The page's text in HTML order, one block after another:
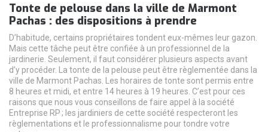
Tonte de pelouse dans la ville de Marmont
Pachas : des dispositions à prendre
D’habitude, certains propriétaires tondent eux-mêmes leur gazon.
Mais cette tâche peut être confiée à un professionnel de la
jardinerie. Seulement, il faut considérer plusieurs aspects avant
d’y procéder. La tonte de la pelouse peut être règlementée dans la
ville de Marmont Pachas. Les horaires de tonte sont permis entre
8 heures et midi, et entre 14 heures à 19 heures. C’est pour ces
raisons que nous vous conseillons de faire appel à la société
Entreprise RP ; les jardiniers de cette société respecteront les
règlementations et le professionnalisme pour tondre votre